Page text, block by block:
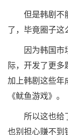
但是韩剧不能
了，毕竟圈子这
因为韩国市场
际，开发了更多
加上韩剧这些年
《鱿鱼游戏》。
所以这也给了
也别担心赚不到